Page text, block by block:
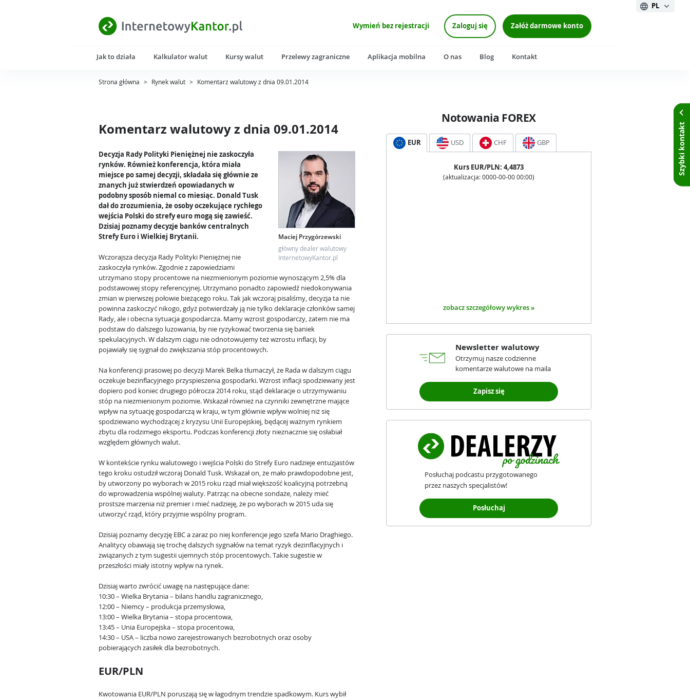
Wymień bez rejestracji Zaloguj się Załóż darmowe konto
PL
Jak to działa Kalkulator walut Kursy walut Przelewy zagraniczne Aplikacja mobilna O nas Blog Kontakt
Strona główna > Rynek walut > Komentarz walutowy z dnia 09.01.2014
Komentarz walutowy z dnia 09.01.2014
Maciej Przygórzewski
główny dealer walutowy
InternetowyKantor.pl
Decyzja Rady Polityki Pieniężnej nie zaskoczyła
rynków. Również konferencja, która miała
miejsce po samej decyzji, składała się głównie ze
znanych już stwierdzeń opowiadanych w
podobny sposób niemal co miesiąc. Donald Tusk
dał do zrozumienia, że osoby oczekujące rychłego
wejścia Polski do strefy euro mogą się zawieść.
Dzisiaj poznamy decyzje banków centralnych
Strefy Euro i Wielkiej Brytanii.
Wczorajsza decyzja Rady Polityki Pieniężnej nie
zaskoczyła rynków. Zgodnie z zapowiedziami
utrzymano stopy procentowe na niezmienionym poziomie wynoszącym 2,5% dla
podstawowej stopy referencyjnej. Utrzymano ponadto zapowiedź niedokonywania
zmian w pierwszej połowie bieżącego roku. Tak jak wczoraj pisaliśmy, decyzja ta nie
powinna zaskoczyć nikogo, gdyż potwierdzały ją nie tylko deklaracje członków samej
Rady, ale i obecna sytuacja gospodarcza. Mamy wzrost gospodarczy, zatem nie ma
podstaw do dalszego luzowania, by nie ryzykować tworzenia się baniek
spekulacyjnych. W dalszym ciągu nie odnotowujemy też wzrostu inflacji, by
pojawiały się sygnał do zwiększania stóp procentowych.
Na konferencji prasowej po decyzji Marek Belka tłumaczył, że Rada w dalszym ciągu
oczekuje bezinflacyjnego przyspieszenia gospodarki. Wzrost inflacji spodziewany jest
dopiero pod koniec drugiego półrocza 2014 roku, stąd deklaracje o utrzymywaniu
stóp na niezmienionym poziomie. Wskazał również na czynniki zewnętrzne mające
wpływ na sytuację gospodarczą w kraju, w tym głównie wpływ wolniej niż się
spodziewano wychodzącej z kryzysu Unii Europejskiej, będącej ważnym rynkiem
zbytu dla rodzimego eksportu. Podczas konferencji złoty nieznacznie się osłabiał
względem głównych walut.
W kontekście rynku walutowego i wejścia Polski do Strefy Euro nadzieje entuzjastów
tego kroku ostudził wczoraj Donald Tusk. Wskazał on, że mało prawdopodobne jest,
by utworzony po wyborach w 2015 roku rząd miał większość koalicyjną potrzebną
do wprowadzenia wspólnej waluty. Patrząc na obecne sondaże, należy mieć
prostsze marzenia niż premier i mieć nadzieję, że po wyborach w 2015 uda się
utworzyć rząd, który przyjmie wspólny program.
Dzisiaj poznamy decyzję EBC a zaraz po niej konferencje jego szefa Mario Draghiego.
Analitycy obawiają się trochę dalszych sygnałów na temat ryzyk dezinflacyjnych i
związanych z tym sugestii ujemnych stóp procentowych. Takie sugestie w
przeszłości miały istotny wpływ na rynek.
Dzisiaj warto zwrócić uwagę na następujące dane:
10:30 – Wielka Brytania – bilans handlu zagranicznego,
12:00 – Niemcy – produkcja przemysłowa,
13:00 – Wielka Brytania – stopa procentowa,
13:45 – Unia Europejska – stopa procentowa,
14:30 – USA – liczba nowo zarejestrowanych bezrobotnych oraz osoby
pobierających zasiłek dla bezrobotnych.
EUR/PLN
Kwotowania EUR/PLN poruszają się w łagodnym trendzie spadkowym. Kurs wybił
Notowania FOREX
EUR USD CHF GBP
Kurs EUR/PLN: 4,4873
(aktualizacja: 0000-00-00 00:00)
zobacz szczegółowy wykres »
Newsletter walutowy
Otrzymuj nasze codzienne
komentarze walutowe na maila
Zapisz się
Posłuchaj podcastu przygotowanego
przez naszych specjalistów!
Posłuchaj
Szybki kontakt